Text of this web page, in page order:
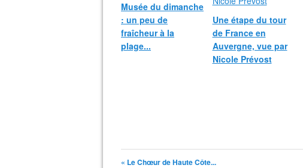
Musée du dimanche
: un peu de
fraîcheur à la
plage...
Une étape du tour
de France en
Auvergne, vue par
Nicole Prévost
« Le Chœur de Haute Côte...